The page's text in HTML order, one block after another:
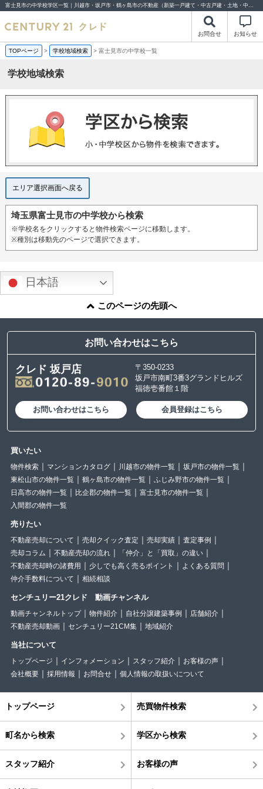
富士見市の中学校学区一覧｜川越市・坂戸市・鶴ヶ島市の不動産（新築一戸建て・中古戸建・土地・中古マンション）不動産売却はセンチュリー21クレド%
お問合せ お知らせ
TOPページ > 学校地域検索 > 富士見市の中学校一覧
学校地域検索
エリア選択画面へ戻る
埼玉県富士見市の中学校から検索
※学校名をクリックすると物件検索ページに移動します。
※種別は移動先のページで選択できます。
日本語
このページの先頭へ
お問い合わせはこちら
クレド 坂戸店
〒350-0233
坂戸市南町3番3グランドヒルズ
福徳壱番館１階
お問い合わせはこちら 会員登録はこちら
買いたい
物件検索 マンションカタログ 川越市の物件一覧
坂戸市の物件一覧
東松山市の物件一覧
鶴ヶ島市の物件一覧
ふじみ野市の物件一覧
日高市の物件一覧
比企郡の物件一覧
富士見市の物件一覧
入間郡の物件一覧
売りたい
不動産売却について 売却クイック査定 売却実績
査定事例
売却コラム
不動産売却の流れ
「仲介」と「買取」の違い
不動産売却時の諸費用
少しでも高く売るポイント
よくある質問
仲介手数料について
相続相談
センチュリー21クレド 動画チャンネル
動画チャンネルトップ 物件紹介 自社分譲建築事例
店舗紹介
不動産売却動画
センチュリー21CM集 地域紹介
当社について
トップページ インフォメーション スタッフ紹介
お客様の声
会社概要
採用情報 お問合せ 個人情報の取扱いについて
トップページ 売買物件検索
町名から検索 学区から検索
スタッフ紹介 お客様の声